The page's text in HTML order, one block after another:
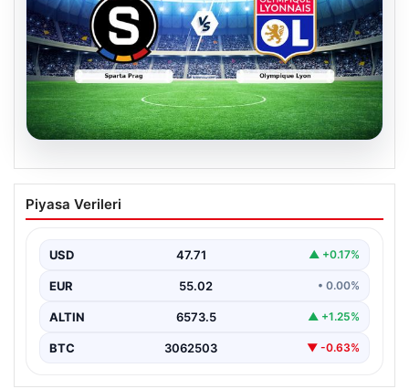
CANLI | Sparta Prag – Olympique Lyon
Canlı Maç Anlatımı
Piyasa Verileri
USD 47.71 ▲ +0.17%
EUR 55.02 • 0.00%
ALTIN 6573.5 ▲ +1.25%
BTC 3062503 ▼ -0.63%